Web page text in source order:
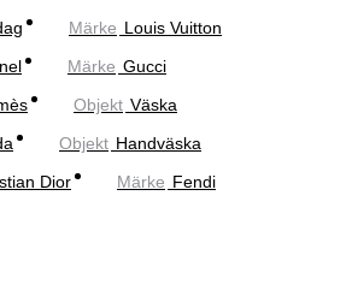
Märke Louis Vuitton
Märke Gucci
Objekt Väska
Objekt Handväska
Dior Märke Fendi